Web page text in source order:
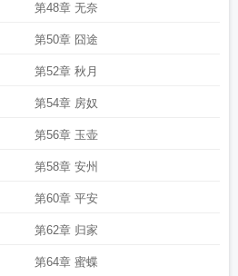
第48章 无奈
第50章 囧途
第52章 秋月
第54章 房奴
第56章 玉壶
第58章 安州
第60章 平安
第62章 归家
第64章 蜜蝶